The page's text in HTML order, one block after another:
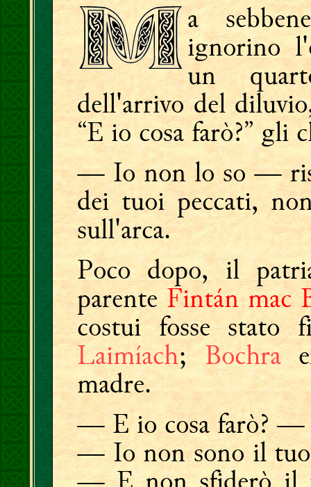
a
ignorino
un
dell'arrivo del
“E io cosa farò?” gli
— Io non lo so —
dei tuoi peccati,
sull'arca.
Poco dopo, il
parente Fintán mac
costui fosse stato
Laimíach;Bochra
madre.
— E io cosa farò? —
— Io non sono il